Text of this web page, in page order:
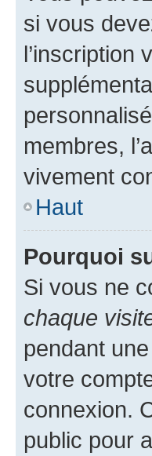
si vous
l’inscription
membres,
vivement
Haut
Pourquoi
Si vous ne
chaque
pendant
votre
connexion.
public pour